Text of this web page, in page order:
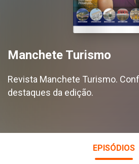
Manchete Turismo
Revista Manchete Turismo.
destaques da edição.
EPISÓDIOS